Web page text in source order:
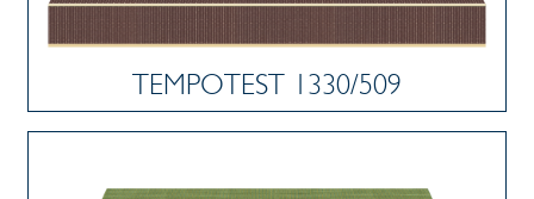
TEMPOTEST 1330/509